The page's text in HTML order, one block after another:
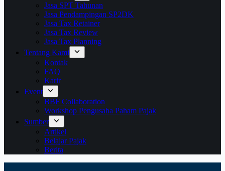
Jasa SPT Tahunan
Jasa Pendampingan SP2DK
Jasa Tax Retainer
Jasa Tax Review
Jasa Tax Planning
Tentang Kami
Kontak
FAQ
Karir
Event
BBF Collaboration
Workshop Pengusaha Paham Pajak
Sumber
Artikel
Belajar Pajak
Berita